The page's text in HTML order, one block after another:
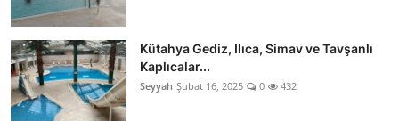
Kütahya Gediz, Ilıca, Simav ve Tavşanlı
Kaplıcalar...
Seyyah Şubat 16, 2025 0 432